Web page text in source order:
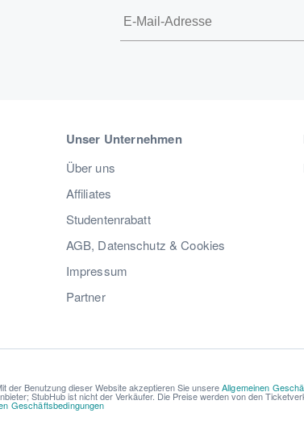
Unser Unternehmen
Über uns
Affiliates
Studentenrabatt
AGB, Datenschutz & Cookies
Impressum
Partner
der Benutzung dieser Website akzeptieren Sie unsereAllgemeinen
StubHub ist nicht der Verkäufer. Die Preise werden von den
Geschäftsbedingungen